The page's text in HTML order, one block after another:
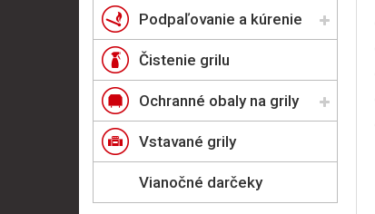
Podpaľovanie a kúrenie
Čistenie grilu
Ochranné obaly na grily
Vstavané grily
Vianočné darčeky